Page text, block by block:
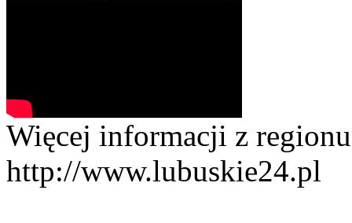
Więcej informacji z
http://www.lubuskie24.pl